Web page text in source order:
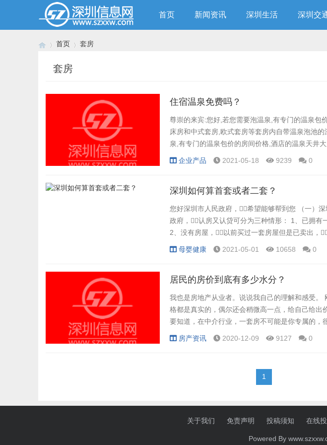
首页 新闻资讯 深圳生活 深圳交
首页 套房
套房
住宿温泉免费吗？
尊崇的来宾:您好,若您需要泡温泉,有专门的温泉包
床房和中式套房,欧式套房等套房内自带温泉泡池
泉,有专门的温泉包价的房间价格,酒店的温泉天井
房内自带温泉泡池的深圳阳明山庄。...
企业产品 2021-05-18 9239 0
深圳如何算首套或者二套？
您好深圳市人民政府，希望能够帮到您 （一）
政府，认房又认贷可分为三种情形： 1、已拥有
2、没有房屋，以前买过一套房屋但是已卖出，
府。 3、已拥有一套房屋，并且是通过按揭贷
母婴健康 2021-05-01 10658 0
居民的房价到底有多少水分？
我也是房地产从业者。说说我自己的理解和感受
格都是真实的，偶尔还会稍微高一点，给自己给出
要知道，在中介行业，一套房不可能是你专属的
子价格比别人‘高’(其实是真价)，根本没有客户。
房产资讯 2020-12-09 9127 0
1
关于我们 免责声明 投稿须知 在线
Powered By